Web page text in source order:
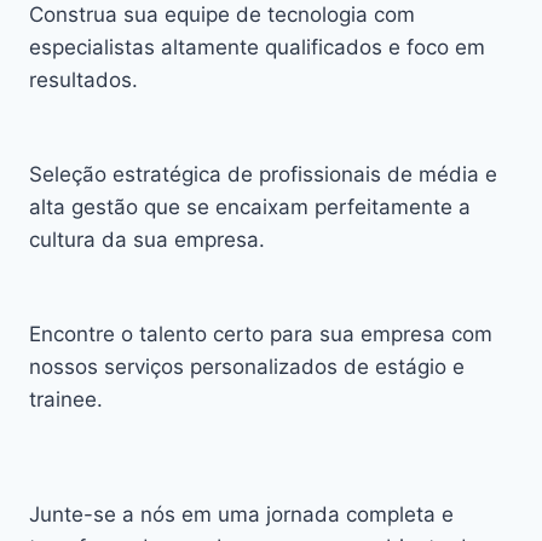
Construa sua equipe de tecnologia com
especialistas altamente qualificados e foco em
resultados.
Seleção estratégica de profissionais de média e
alta gestão que se encaixam perfeitamente a
cultura da sua empresa.
Encontre o talento certo para sua empresa com
nossos serviços personalizados de estágio e
trainee.
Junte-se a nós em uma jornada completa e